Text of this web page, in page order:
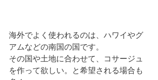
海外でよく使われるのは、ハワイやグ
アムなどの南国の国です。
その国や土地に合わせて、コサージュ
を作って欲しい。と希望される場合も